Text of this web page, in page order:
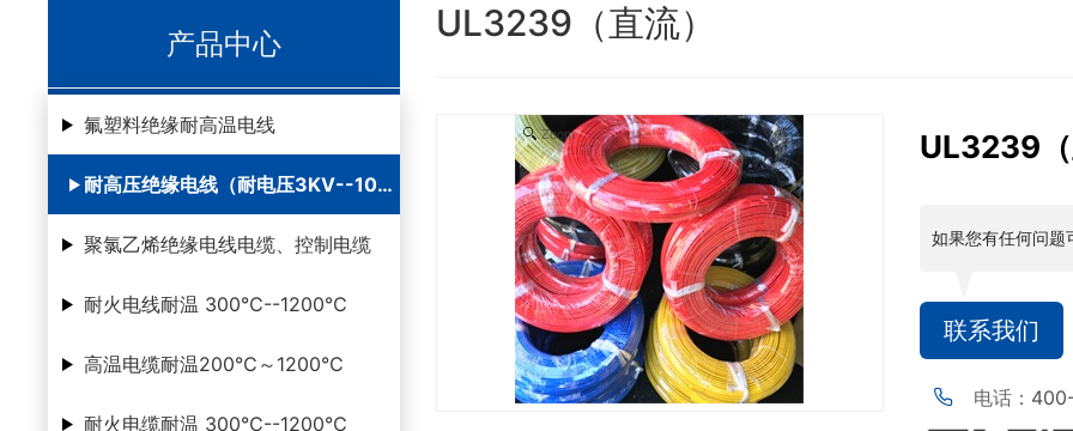
产品中心
氟塑料绝缘耐高温电线
耐高压绝缘电线（耐电压3KV--100KV ）
聚氯乙烯绝缘电线电缆、控制电缆
耐火电线耐温 300℃--1200℃
高温电缆耐温200℃～1200℃
耐火电缆耐温 300℃--1200℃
UL3239（直流）
Zoom UL3239
如果您有任何问题
联系我们
电话：